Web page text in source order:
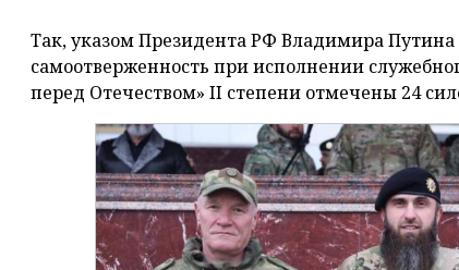
Так, указом Президента РФ Владимира Путина
самоотверженность при исполнении
перед Отечеством» II степени отмечены 24